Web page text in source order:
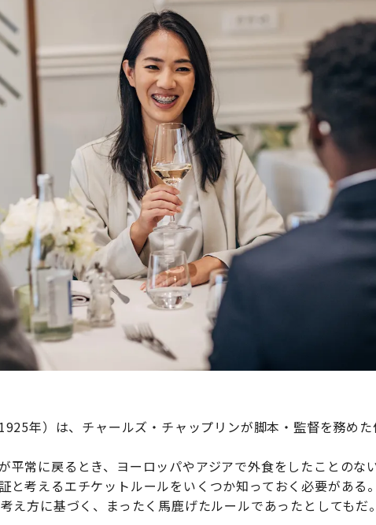
年）は、チャールズ・チャップリンが脚本・監督を務めた
平常に戻るとき、ヨーロッパやアジアで外食をしたことのな
と考えるエチケットルールをいくつか知っておく必要がある
え方に基づく、まったく馬鹿げたルールであったとしてもだ。